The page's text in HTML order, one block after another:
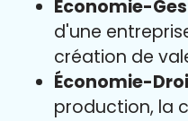
Économie-
d'une
création de
Économie-
production, la